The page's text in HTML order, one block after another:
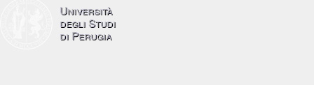
Università
degli Studi
di Perugia